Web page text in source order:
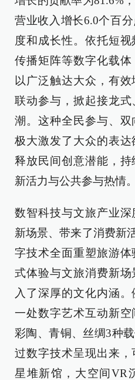
营业收入增长6.0个百
度和成长性。依托短
传播矩阵等数字化载
以广泛触达大众，有
联动参与，掀起接龙
潮。这种全民参与、双
极大激发了大众的表
释放民间创意潜能，持
新活力与公共参与热情。
数智科技与文旅产业
新场景、带来了消费新
字技术全面重塑旅游
式体验与文旅消费新
入了深厚的文化内涵
一处数字艺术互动新
彩陶、青铜、丝绸3种
过数字技术呈现出来
星堆新馆，大空间VR